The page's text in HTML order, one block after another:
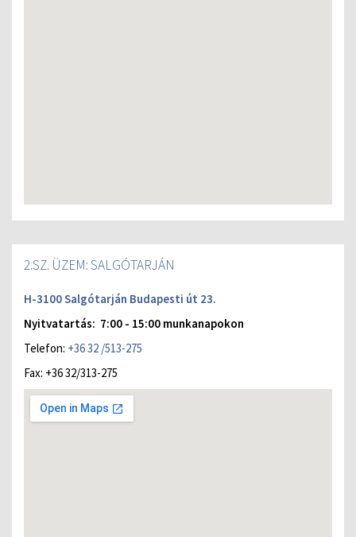
2.SZ. ÜZEM: SALGÓTARJÁN
H-3100 Salgótarján Budapesti út 23.
Nyitvatartás: 7:00 - 15:00 munkanapokon
Telefon: +36 32 /513-275
Fax: +36 32/313-275